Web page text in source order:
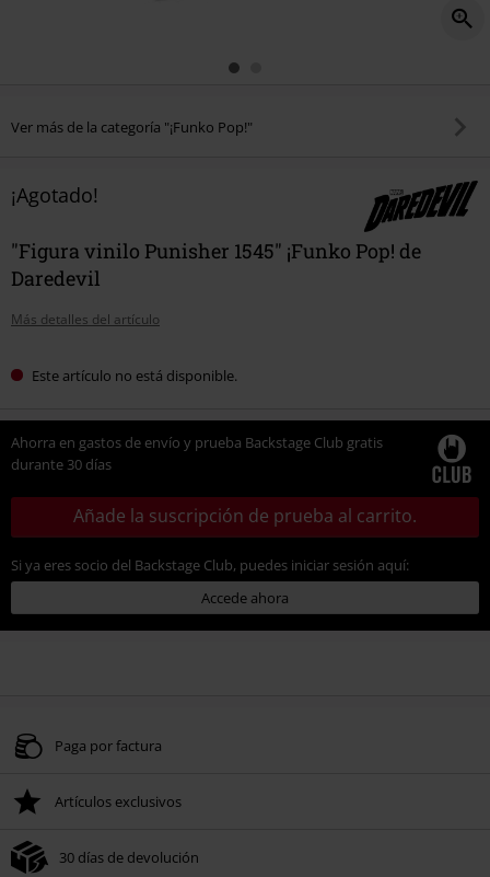
Ver más de la categoría "¡Funko Pop!"
¡Agotado!
"Figura vinilo Punisher 1545" ¡Funko Pop! de
Daredevil
Más detalles del artículo
Este artículo no está disponible.
Ahorra en gastos de envío y prueba Backstage Club gratis
durante 30 días
Añade la suscripción de prueba al carrito.
Si ya eres socio del Backstage Club, puedes iniciar sesión aquí:
Accede ahora
Paga por factura
Artículos exclusivos
30 días de devolución